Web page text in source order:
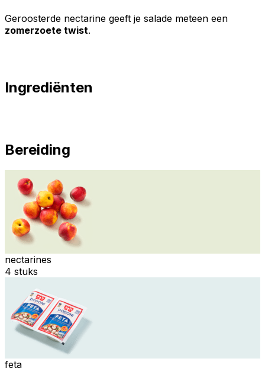
Geroosterde nectarine geeft je salade meteen een
zomerzoete twist.
Ingrediënten
Bereiding
nectarines
4 stuks
feta